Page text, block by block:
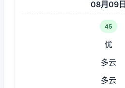
08月09日
45
优
多云
多云